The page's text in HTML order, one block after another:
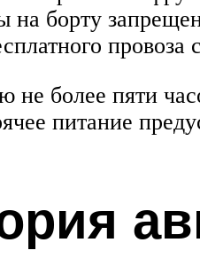
на борту
провоза
не более пяти
питание